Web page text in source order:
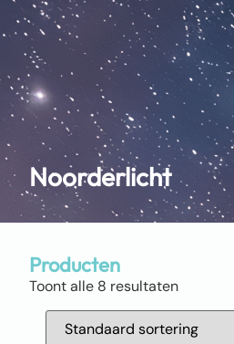
Noorderlicht
Producten
Toont alle 8 resultaten